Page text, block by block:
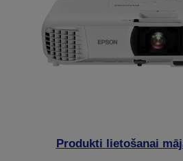
Produkti lietošanai